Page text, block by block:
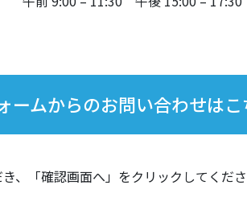
ームからのお問い合わせはこ
、「確認画面へ」をクリックしてくださ